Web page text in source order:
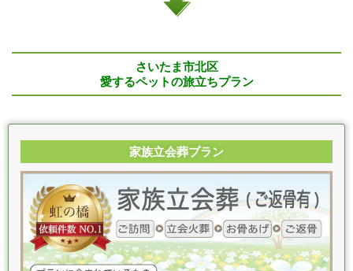
さいたま市北区
愛するペットの旅立ちプラン
家族立会葬プラン